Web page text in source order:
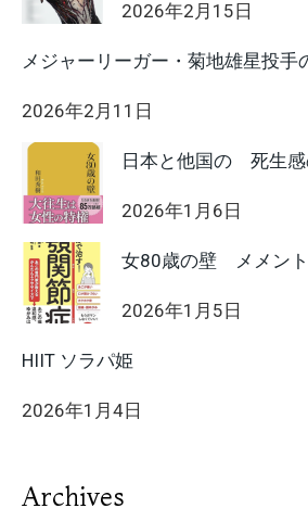
2026年2月15日
メジャーリーガー・菊地雄星投手
2026年2月11日
日本と他国の 死生感
2026年1月6日
女80歳の壁 メメント
2026年1月5日
HIIT ソラパ姫
2026年1月4日
Archives